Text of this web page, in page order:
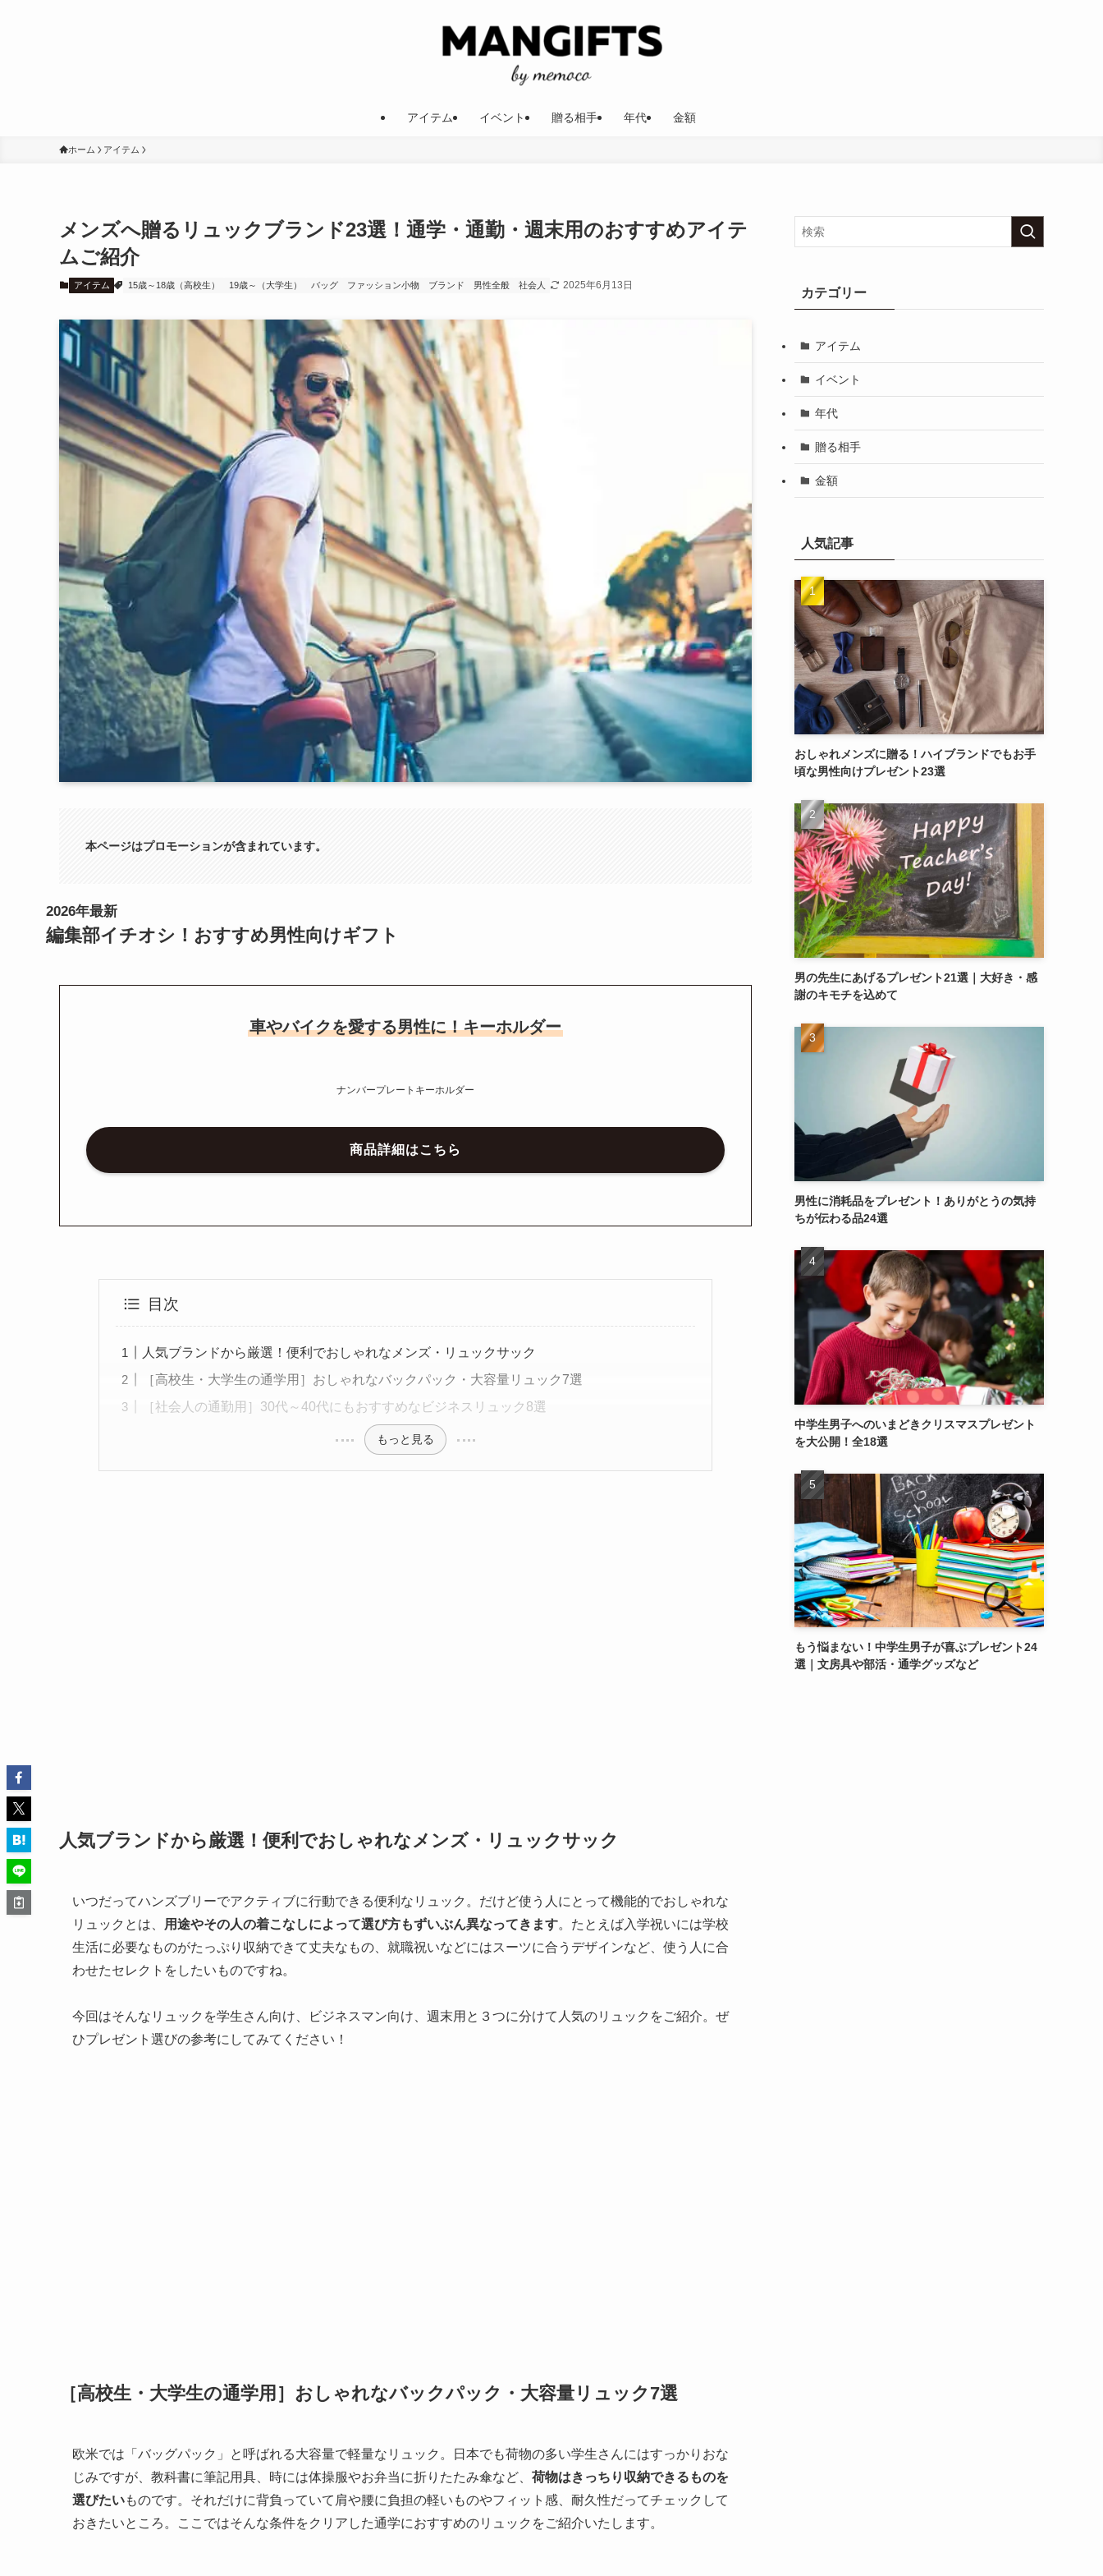
アイテム イベント 贈る相手 年代 金額
ホーム アイテム
メンズへ贈るリュックブランド23選！通学・通勤・週末用のおすすめアイテ
ムご紹介
アイテム 15歳～18歳（高校生） 19歳～（大学生） バッグ ファッション小物 ブランド 男性全般 社会人 2025年6月13日
本ページはプロモーションが含まれています。
2026年最新
編集部イチオシ！おすすめ男性向けギフト
車やバイクを愛する男性に！キーホルダー
ナンバープレートキーホルダー
商品詳細はこちら
目次
人気ブランドから厳選！便利でおしゃれなメンズ・リュックサック
［高校生・大学生の通学用］おしゃれなバックパック・大容量リュック7選
［社会人の通勤用］30代～40代にもおすすめなビジネスリュック8選
もっと見る
人気ブランドから厳選！便利でおしゃれなメンズ・リュックサック
いつだってハンズブリーでアクティブに行動できる便利なリュック。だけど使う人にとって機能的でおしゃれな
リュックとは、
用途やその人の着こなしによって選び方もずいぶん異なってきます。たとえば入学祝いには学校
生活に必要なものがたっぷり収納できて丈夫なもの、就職祝いなどにはスーツに合うデザインなど、使う人に合
わせたセレクトをしたいものですね。
今回はそんなリュックを学生さん向け、ビジネスマン向け、週末用と３つに分けて人気のリュックをご紹介。ぜ
ひプレゼント選びの参考にしてみてください！
［高校生・大学生の通学用］おしゃれなバックパック・大容量リュック7選
欧米では「バッグパック」と呼ばれる大容量で軽量なリュック。日本でも荷物の多い学生さんにはすっかりおな
じみですが、教科書に筆記用具、時には体操服やお弁当に折りたたみ傘など、 荷物はきっちり収納できるものを
選びたいものです。それだけに背負っていて肩や腰に負担の軽いものやフィット感、耐久性だってチェックして
おきたいところ。ここではそんな条件をクリアした通学におすすめのリュックをご紹介いたします。
カテゴリー
アイテム
イベント
年代
贈る相手
金額
人気記事
おしゃれメンズに贈る！ハイブランドでもお手
頃な男性向けプレゼント23選
男の先生にあげるプレゼント21選｜大好き・感
謝のキモチを込めて
男性に消耗品をプレゼント！ありがとうの気持
ちが伝わる品24選
中学生男子へのいまどきクリスマスプレゼント
を大公開！全18選
もう悩まない！中学生男子が喜ぶプレゼント24
選｜文房具や部活・通学グッズなど